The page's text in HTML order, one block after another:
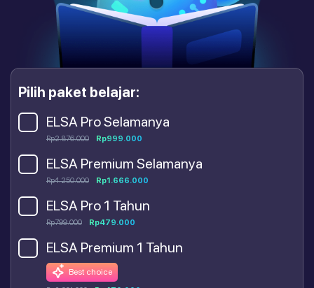
Pilih paket belajar:
ELSA Pro Selamanya
Rp2.876.000 Rp999.000
ELSA Premium Selamanya
Rp4.250.000 Rp1.666.000
ELSA Pro 1 Tahun
Rp799.000 Rp479.000
ELSA Premium 1 Tahun
Best choice